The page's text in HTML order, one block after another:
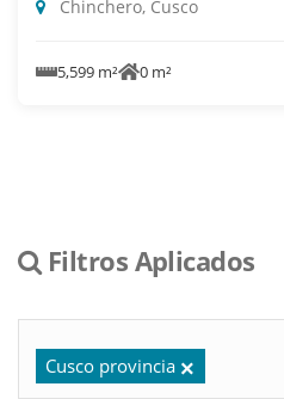
Chinchero, Cusco
5,599 m² 0 m²
Filtros Aplicados
Cusco provincia